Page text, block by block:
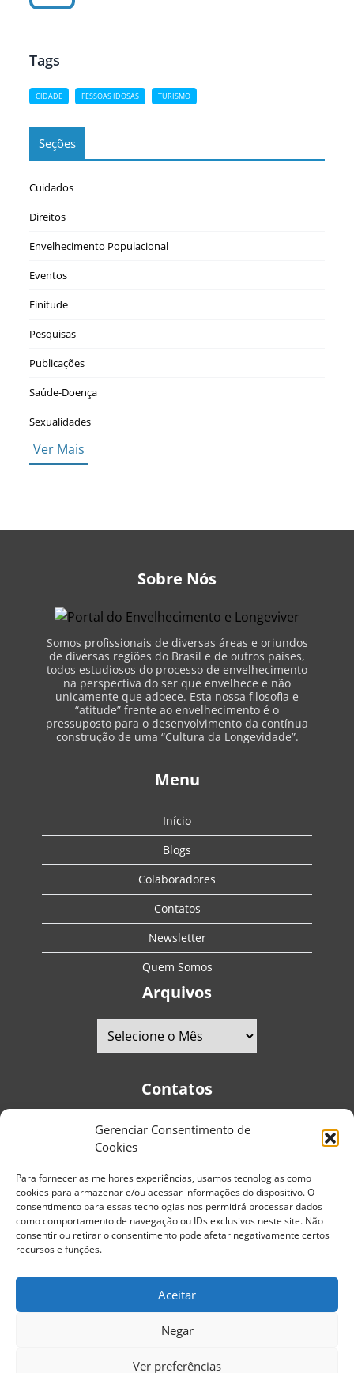
Gerenciar Consentimento de
Cookies
Para fornecer as melhores experiências, usamos tecnologias como
cookies para armazenar e/ou acessar informações do dispositivo. O
consentimento para essas tecnologias nos permitirá processar dados
como comportamento de navegação ou IDs exclusivos neste site. Não
consentir ou retirar o consentimento pode afetar negativamente certos
recursos e funções.
Aceitar
Negar
Ver preferências
Tags
CIDADE PESSOAS IDOSAS TURISMO
Seções
Cuidados
Direitos
Envelhecimento Populacional
Eventos
Finitude
Pesquisas
Publicações
Saúde-Doença
Sexualidades
Ver Mais
Sobre Nós
Somos profissionais de diversas áreas e oriundos
de diversas regiões do Brasil e de outros países,
todos estudiosos do processo de envelhecimento
na perspectiva do ser que envelhece e não
unicamente que adoece. Esta nossa filosofia e
“atitude” frente ao envelhecimento é o
pressuposto para o desenvolvimento da contínua
construção de uma “Cultura da Longevidade”.
Menu
Início
Blogs
Colaboradores
Contatos
Newsletter
Quem Somos
Arquivos
Contatos
Telefones:+55 (11) 2579-9697|+55 (11) 5587-4334
Guarani - CEP: 04310-060 - São Paulo | Brasil
E-mail:contato@portaldoenvelhecimento.com.br
Website:portaldoenvelhecimento.com.br
2026Portal do Envelhecimento.